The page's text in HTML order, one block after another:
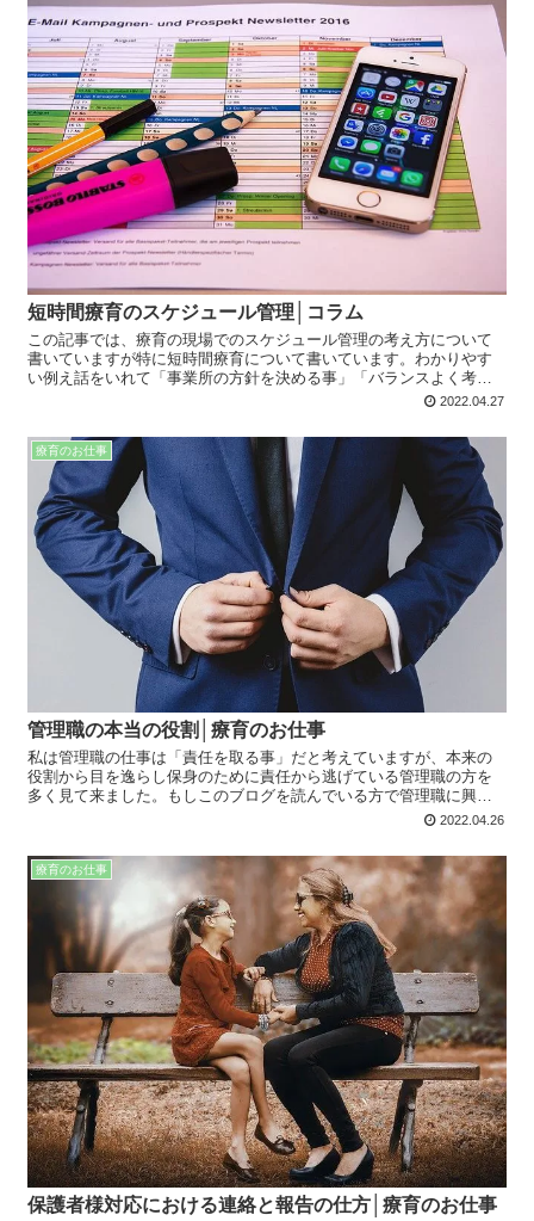
短時間療育のスケジュール管理│コラム
この記事では、療育の現場でのスケジュール管理の考え方について
書いていますが特に短時間療育について書いています。わかりやす
い例え話をいれて「事業所の方針を決める事」「バランスよく考え
る事」など、基本的な考え方を学んでいけると思います。是非ご覧
2022.04.27
療育のお仕事
管理職の本当の役割│療育のお仕事
私は管理職の仕事は「責任を取る事」だと考えていますが、本来の
役割から目を逸らし保身のために責任から逃げている管理職の方を
多く見て来ました。もしこのブログを読んでいる方で管理職に興味
のある方、既に管理職の方などがおられましたら考えて頂きたいと
2022.04.26
療育のお仕事
保護者様対応における連絡と報告の仕方│療育のお仕事